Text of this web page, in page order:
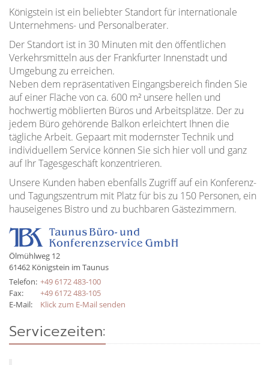
Königstein ist ein beliebter Standort für internationale
Unternehmens- und Personalberater.
Der Standort ist in 30 Minuten mit den öffentlichen
Verkehrsmitteln aus der Frankfurter Innenstadt und
Umgebung zu erreichen.
Neben dem repräsentativen Eingangsbereich finden Sie
auf einer Fläche von ca. 600 m² unsere hellen und
hochwertig möblierten Büros und Arbeitsplätze. Der zu
jedem Büro gehörende Balkon erleichtert Ihnen die
tägliche Arbeit. Gepaart mit modernster Technik und
individuellem Service können Sie sich hier voll und ganz
auf Ihr Tagesgeschäft konzentrieren.
Unsere Kunden haben ebenfalls Zugriff auf ein Konferenz-
und Tagungszentrum mit Platz für bis zu 150 Personen, ein
hauseigenes Bistro und zu buchbaren Gästezimmern.
Ölmühlweg 12
61462 Königstein im Taunus
Telefon: +49 6172 483-100
Fax:
+49 6172 483-105
E-Mail:
Klick zum E-Mail senden
Servicezeiten: